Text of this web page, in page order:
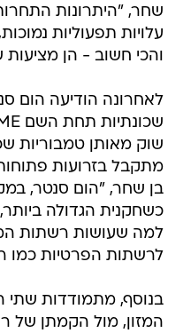
שחר, "היתרונות
עלויות תפעוליות
והכי חשוב - הן מציעות
לאחרונה הודיעה הום
שוק מאותן טמבוריות
מתקבל בזרועות
בן שחר, "הום סנטר,
כשחקנית הגדולה
למה שעושות רשתות
לרשתות הפרטיות כמו
בנוסף, מתמודדות שתי
המזון, מול הקמתן של